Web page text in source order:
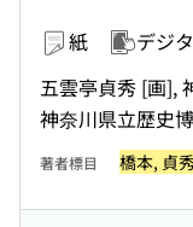
紙 デジ
五雲亭貞秀 [画],
神奈川県立歴史
著者標目 橋本, 貞